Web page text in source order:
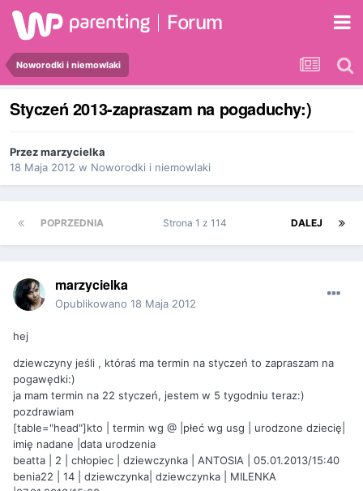
Forum
Noworodki i niemowlaki
Styczeń 2013-zapraszam na pogaduchy:)
Przezmarzycielka
18 Maja 2012 w Noworodki i niemowlaki
POPRZEDNIA DALEJ
Strona 1 z 114
marzycielka
Opublikowano 18 Maja 2012
hej
dziewczyny jeśli , któraś ma termin na styczeń to zapraszam na
pogawędki:)
ja mam termin na 22 styczeń, jestem w 5 tygodniu teraz:)
pozdrawiam
[table="head"]kto | termin wg @ |płeć wg usg | urodzone dziecię|
imię nadane |data urodzenia
beatta | 2 | chłopiec | dziewczynka | ANTOSIA | 05.01.2013/15:40
benia22 | 14 | dziewczynka| dziewczynka | MILENKA